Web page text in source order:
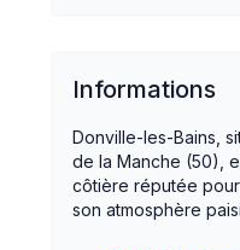
Informations
Donville-les-Bains,
de la Manche (50),
côtière réputée
son atmosphère